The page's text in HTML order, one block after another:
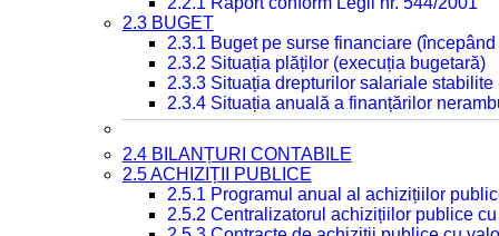
2.3 BUGET
2.3.1 Buget pe surse financiare
2.3.2 Situația plăților (execuția bugetară)
2.3.3 Situația drepturilor salariale
2.3.4 Situația anuală a finanțărilor
2.4 BILANȚURI CONTABILE
2.5 ACHIZIȚII PUBLICE
2.5.1 Programul anual al achizițiilor
2.5.2 Centralizatorul achizițiilor publice